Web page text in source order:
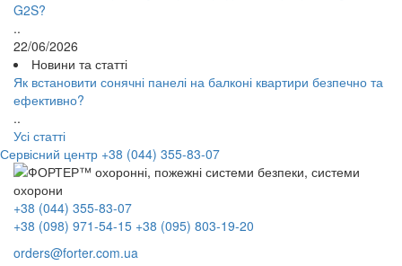
G2S?
..
22/06/2026
Новини та статті
Як встановити сонячні панелі на балконі квартири безпечно та
ефективно?
..
Усі статті
Сервісний центр +38 (044) 355-83-07
+38 (044) 355-83-07
+38 (098) 971-54-15 +38 (095) 803-19-20
orders@forter.com.ua